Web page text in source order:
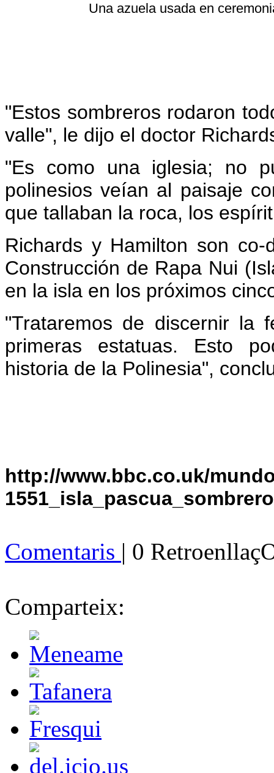
Una azuela usada en
"Estos sombreros rodaron
valle", le dijo el doctor
"Es como una iglesia; no
polinesios veían al paisaje
que tallaban la roca, los
Richards y Hamilton son
Construcción de Rapa Nui
en la isla en los próximos
"Trataremos de discernir la
primeras estatuas. Esto
historia de la Polinesia",
http://www.bbc.co.uk/
Comentaris | 0
Comparteix: